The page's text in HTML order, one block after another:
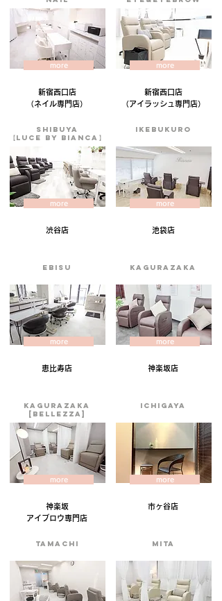
more
新宿西口店
（​ネイル専門店​）
shibuya
【LUCE BY BIANCA】
more
渋谷店
ebisu
more
恵比寿店
kagurazaka
[BELLEZZA]
more
神楽坂
アイブロウ専門店​
tamachi
more
新宿西口店
​（アイラッシュ専門店）
Ikebukuro
more
池袋店
kagurazaka
more
神楽坂店
ichigaya
more
市ヶ谷店
MITA